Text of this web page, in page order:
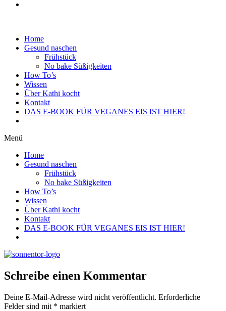
Home
Gesund naschen
Frühstück
No bake Süßigkeiten
How To’s
Wissen
Über Kathi kocht
Kontakt
DAS E-BOOK FÜR VEGANES EIS IST HIER!
Menü
Home
Gesund naschen
Frühstück
No bake Süßigkeiten
How To’s
Wissen
Über Kathi kocht
Kontakt
DAS E-BOOK FÜR VEGANES EIS IST HIER!
Schreibe einen Kommentar
Deine E-Mail-Adresse wird nicht veröffentlicht. Erforderliche
Felder sind mit * markiert